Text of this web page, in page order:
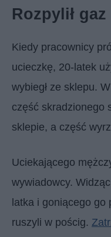
Rozpylił
Kiedy pracownicy
ucieczkę, 20-latek
wybiegł ze sklepu.
część skradzionego
sklepie, a część
Uciekającego
wywiadowcy.
latka i goniącego go
ruszyli w pościg.